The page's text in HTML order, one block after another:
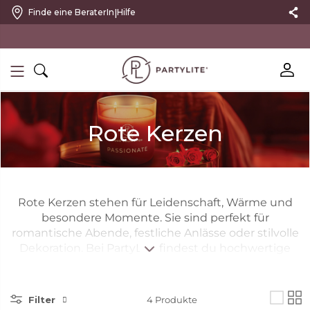
Finde eine BeraterIn|Hilfe
Rote Kerzen
Rote Kerzen stehen für Leidenschaft, Wärme und
besondere Momente. Sie sind perfekt für
romantische Abende, festliche Anlässe oder stilvolle
Dekoration. Bei PartyLite findest du hochwertige
stimmungsvolle Atmosphäre sorgen.
Filter 4Produkte